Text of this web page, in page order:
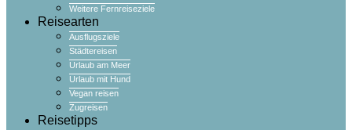
Weitere Fernreiseziele
Reisearten
Ausflugsziele
Städtereisen
Urlaub am Meer
Urlaub mit Hund
Vegan reisen
Zugreisen
Reisetipps